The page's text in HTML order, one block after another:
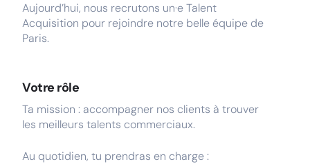
Aujourd’hui, nous recrutons un·e Talent
Acquisition pour rejoindre notre belle équipe de
Paris.
Votre rôle
Ta mission : accompagner nos clients à trouver
les meilleurs talents commerciaux.
Au quotidien, tu prendras en charge :